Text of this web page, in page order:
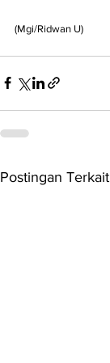
(Mgi/Ridwan U)
Postingan Terkait